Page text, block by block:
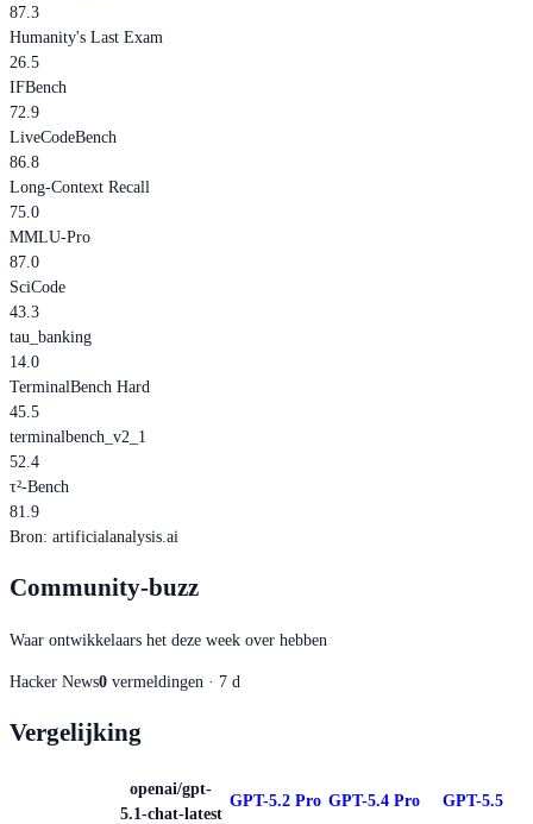
87.3
Humanity's Last Exam
26.5
IFBench
72.9
LiveCodeBench
86.8
Long-Context Recall
75.0
MMLU-Pro
87.0
SciCode
43.3
tau_banking
14.0
TerminalBench Hard
45.5
terminalbench_v2_1
52.4
τ²-Bench
81.9
Bron: artificialanalysis.ai
Community-buzz
Waar ontwikkelaars het deze week over hebben
Hacker News0 vermeldingen · 7 d
Vergelijking
openai/gpt-
5.1-chat-latest
GPT-5.2 Pro GPT-5.4 Pro GPT-5.5